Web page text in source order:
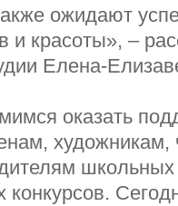
ожидают
и красоты», –
Елена-
оказать
художникам,
конкурсов.